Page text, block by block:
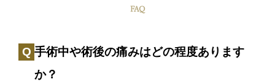
FAQ
手術中や術後の痛みはどの程度あります
か？